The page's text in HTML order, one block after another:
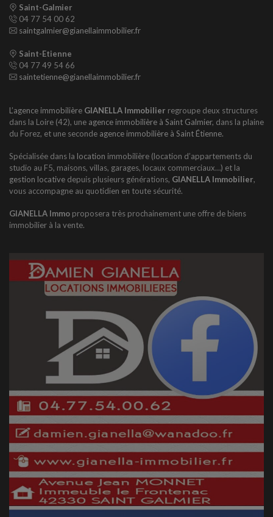
Saint-Galmier
04 77 54 00 62
saintgalmier@gianellaimmobilier.fr
Saint-Etienne
04 77 49 54 66
saintetienne@gianellaimmobilier.fr
L’agence immobilière GIANELLA Immobilier regroupe deux structures
dans la Loire (42), une agence immobilière à Saint Galmier, dans la plaine
du Forez, et une seconde agence immobilière à Saint Étienne.
Spécialisée dans la location immobilière (location d’appartements du
studio au F5, maisons, villas, garages, locaux commerciaux…) et la
gestion locative depuis plusieurs générations, GIANELLA Immobilier,
vous accompagne au quotidien en toute sécurité.
GIANELLA Immo proposera très prochainement une offre de biens
immobilier à la vente.